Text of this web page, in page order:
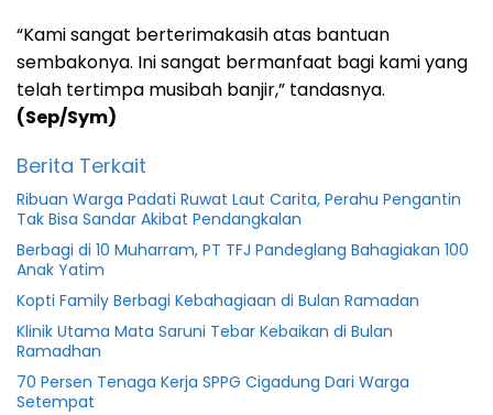
“Kami sangat berterimakasih atas bantuan
sembakonya. Ini sangat bermanfaat bagi kami yang
telah tertimpa musibah banjir,” tandasnya.
(Sep/Sym)
Berita Terkait
Ribuan Warga Padati Ruwat Laut Carita, Perahu Pengantin
Tak Bisa Sandar Akibat Pendangkalan
Berbagi di 10 Muharram, PT TFJ Pandeglang Bahagiakan 100
Anak Yatim
Kopti Family Berbagi Kebahagiaan di Bulan Ramadan
Klinik Utama Mata Saruni Tebar Kebaikan di Bulan
Ramadhan
70 Persen Tenaga Kerja SPPG Cigadung Dari Warga
Setempat